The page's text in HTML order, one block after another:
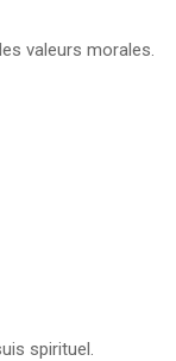
valeurs morales.
spirituel.